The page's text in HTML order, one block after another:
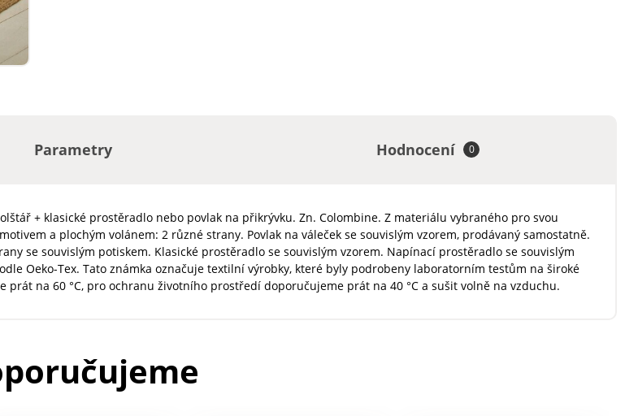
Parametry Hodnocení 0
+ klasické prostěradlo nebo povlak na přikrývku. Zn. Colombine. Z materiálu vybraného pro svou
a plochým volánem: 2 různé strany. Povlak na váleček se souvislým vzorem, prodávaný samostatně.
se souvislým potiskem. Klasické prostěradlo se souvislým vzorem. Napínací prostěradlo se souvislým
Oeko-Tex. Tato známka označuje textilní výrobky, které byly podrobeny laboratorním testům na široké
na 60 °C, pro ochranu životního prostředí doporučujeme prát na 40 °C a sušit volně na vzduchu.